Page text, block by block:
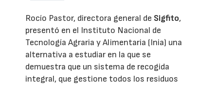
Rocío Pastor, directora general de Sigfito,
presentó en el Instituto Nacional de
Tecnología Agraria y Alimentaria (Inia) una
alternativa a estudiar en la que se
demuestra que un sistema de recogida
integral, que gestione todos los residuos